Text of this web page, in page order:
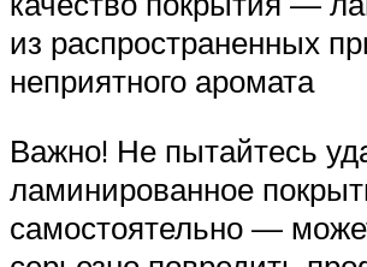
из распространенных
неприятного аромата
Важно! Не пытайтесь
ламинированное
самостоятельно —